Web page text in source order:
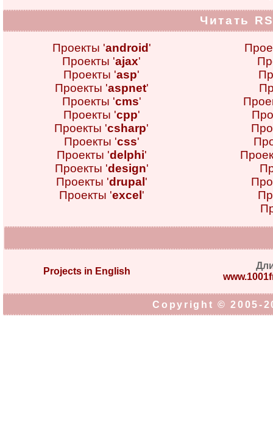
Читать
Проекты 'android '
Проекты 'ajax'
Проекты 'asp'
Проекты 'aspnet'
Проекты 'cms'
Проекты 'cpp'
Проекты 'csharp'
Проекты 'css'
Проекты 'delphi'
Проекты 'design'
Проекты 'drupal '
Проекты 'excel '
Projects in English
Copyright © 2005-